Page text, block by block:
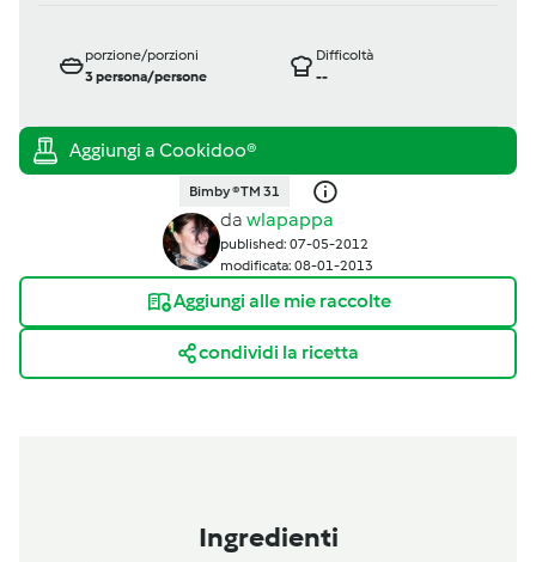
porzione/porzioni
3persona/persone
Difficoltà
--
Bimby ® TM 31
da wlapappa
published: 07-05-2012
modificata: 08-01-2013
Aggiungi alle mie raccolte
condividi la ricetta
Ingredienti